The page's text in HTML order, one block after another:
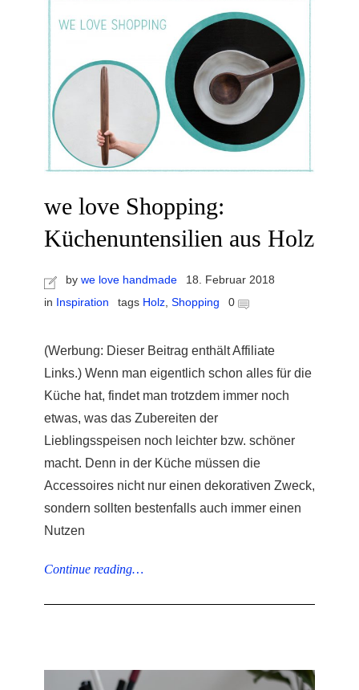
we love Shopping:
Küchenuntensilien aus Holz
by we love handmade
18. Februar 2018
in Inspiration tags Holz, Shopping 0
(Werbung: Dieser Beitrag enthält Affiliate
Links.) Wenn man eigentlich schon alles für die
Küche hat, findet man trotzdem immer noch
etwas, was das Zubereiten der
Lieblingsspeisen noch leichter bzw. schöner
macht. Denn in der Küche müssen die
Accessoires nicht nur einen dekorativen Zweck,
sondern sollten bestenfalls auch immer einen
Nutzen
Continue reading…